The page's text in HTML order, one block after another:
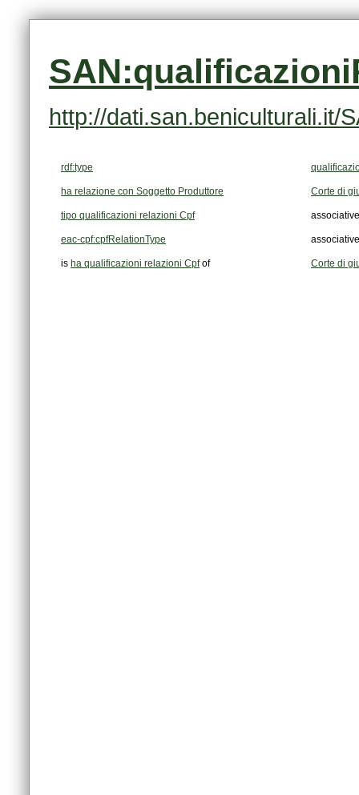
http://dati.san.beniculturali.it/
rdf:type
ha relazione con Soggetto Produttore Corte di
tipo qualificazioni relazioni Cpf associative
eac-cpf:cpfRelationType associative
is ha qualificazioni relazioni Cpfof Corte di